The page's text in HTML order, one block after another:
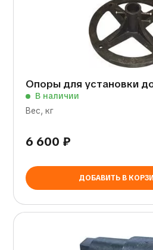
Опоры для установки
В наличии
Вес, кг
6 600 ₽
ДОБАВИТЬ В